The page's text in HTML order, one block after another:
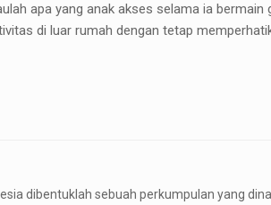
apa yang anak akses selama ia bermain
di luar rumah dengan tetap
dibentuklah sebuah perkumpulan yang